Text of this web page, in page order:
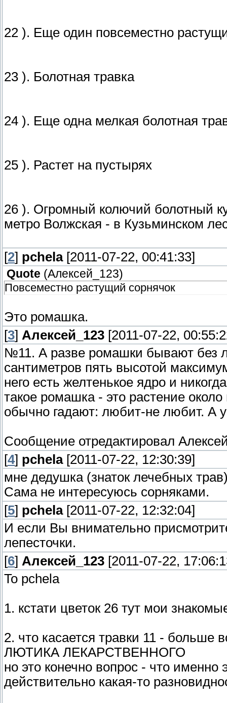
22 ). Еще один повсеместно
23 ). Болотная травка
24 ). Еще одна мелкая болотная
25 ). Растет на пустырях
26 ). Огромный колючий болотный
метро Волжская - в Кузьминском
[2] pchela[2011-07-22, 00:41:33]
Quote (Алексей_123)
Повсеместно растущий сорнячок
Это ромашка.
[3] Алексей_123 [2011-07-22,
№11. А разве ромашки бывают без
сантиметров пять высотой
него есть желтенькое ядро и
такое ромашка - это растение
обычно гадают: любит-не любит. А
Сообщение отредактировал
[4] pchela[2011-07-22, 12:30:39]
мне дедушка (знаток лечебных
Сама не интересуюсь сорняками.
[5] pchela[2011-07-22, 12:32:04]
И если Вы внимательно
лепесточки.
[6] Алексей_123 [2011-07-22,
To pchela
1. кстати цветок 26 тут мои
2. что касается травки 11 - больше
ЛЮТИКА ЛЕКАРСТВЕННОГО
но это конечно вопрос - что именно
действительно какая-то